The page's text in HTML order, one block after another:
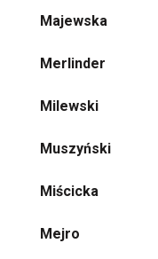
Majewska
Merlinder
Milewski
Muszyński
Miścicka
Mejro